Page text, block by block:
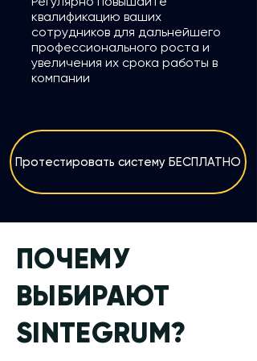
квалификацию ваших
сотрудников для дальнейшего
профессионального роста и
увеличения их срока работы в
компании
Протестировать систему БЕСПЛАТНО
ПОЧЕМУ
ВЫБИРАЮТ
SINTEGRUM?